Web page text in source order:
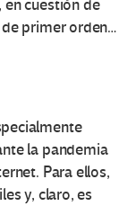
en cuestión de
primer orden…
la pandemia
Para ellos,
y, claro, es